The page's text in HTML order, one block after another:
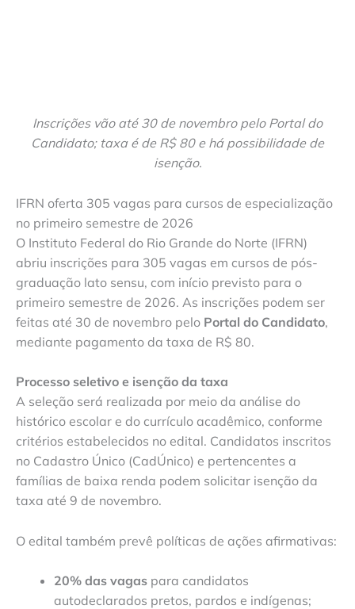
Inscrições vão até 30 de novembro pelo Portal do
Candidato; taxa é de R$ 80 e há possibilidade de
isenção.
IFRN oferta 305 vagas para cursos de especialização
no primeiro semestre de 2026
O Instituto Federal do Rio Grande do Norte (IFRN)
abriu inscrições para 305 vagas em cursos de pós-
graduação lato sensu, com início previsto para o
primeiro semestre de 2026. As inscrições podem ser
feitas até 30 de novembro pelo Portal do Candidato,
mediante pagamento da taxa de R$ 80.
Processo seletivo e isenção da taxa
A seleção será realizada por meio da análise do
histórico escolar e do currículo acadêmico, conforme
critérios estabelecidos no edital. Candidatos inscritos
no Cadastro Único (CadÚnico) e pertencentes a
famílias de baixa renda podem solicitar isenção da
taxa até 9 de novembro.
O edital também prevê políticas de ações afirmativas:
20% das vagas para candidatos
autodeclarados pretos, pardos e indígenas;